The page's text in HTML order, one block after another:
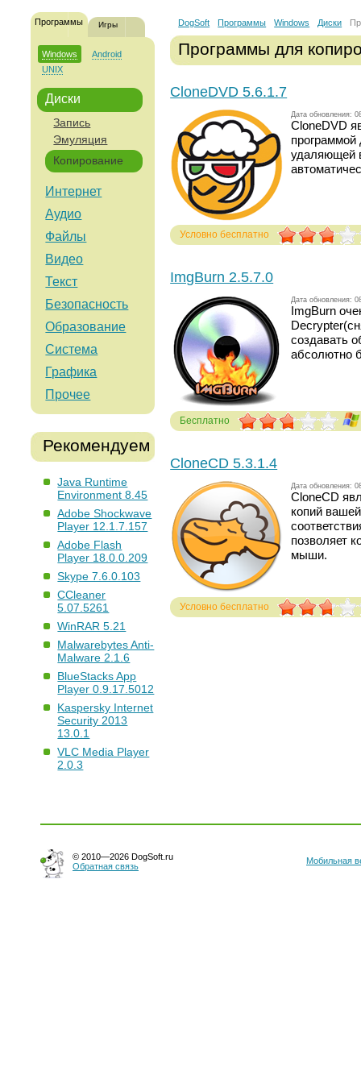
Программы Игры
Windows
Android
UNIX
Диски
Запись
Эмуляция
Копирование
Интернет
Аудио
Файлы
Видео
Текст
Безопасность
Образование
Система
Графика
Прочее
Рекомендуем
Java Runtime
Environment 8.45
Adobe Shockwave
Player 12.1.7.157
Adobe Flash
Player 18.0.0.209
Skype 7.6.0.103
CCleaner
5.07.5261
WinRAR 5.21
Malwarebytes Anti-
Malware 2.1.6
BlueStacks App
Player 0.9.17.5012
Kaspersky Internet
Security 2013
13.0.1
VLC Media Player
2.0.3
DogSoft Программы Windows Диски
Программы для
CloneDVD 5.6.1.7
Дата обновления:
CloneDVD
удаляющей
Условно бесплатно
ImgBurn 2.5.7.0
Дата обновления:
ImgBurn
создавать
абсолютно
Бесплатно
CloneCD 5.3.1.4
Дата обновления:
CloneCD
копий
позволяет
мыши.
Условно бесплатно
© 2010—2026 DogSoft.ru
Обратная связь
Мобильная